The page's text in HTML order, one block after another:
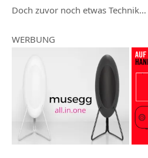
Doch zuvor noch etwas Technik…
WERBUNG